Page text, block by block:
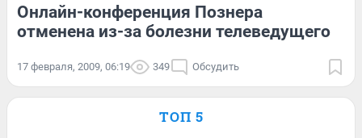
Онлайн-конференция Познера
отменена из-за болезни телеведущего
17 февраля, 2009, 06:19 349 Обсудить
ТОП 5